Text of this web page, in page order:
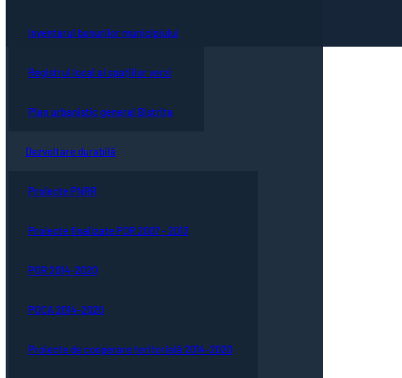
Inventarul bunurilor municipiului
Registrul local al spațiilor verzi
Plan urbanistic general Bistrița
Dezvoltare durabilă
Proiecte PNRR
Proiecte finalizate POR 2007 - 2013
POR 2014-2020
POCA 2014-2020
Proiecte de cooperare teritorială 2014-2020